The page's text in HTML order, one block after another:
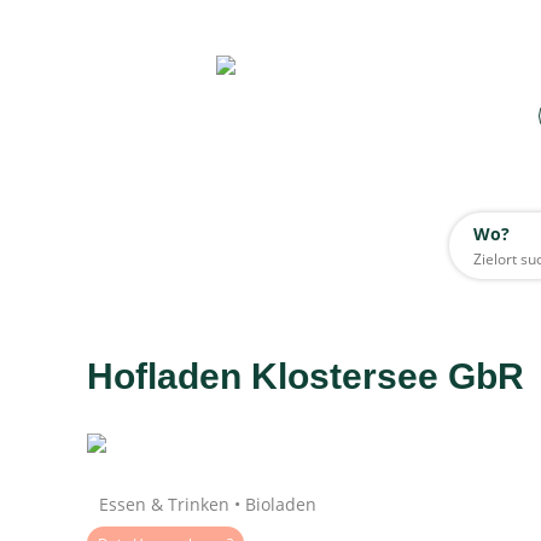
Wo?
Wo?
Daten werden geladen
Hofladen Klostersee GbR
Essen & Trinken • Bioladen